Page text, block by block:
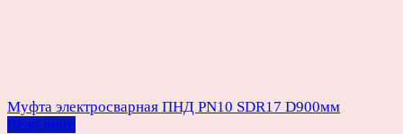
Муфта электросварная ПНД PN10 SDR17 D900мм
Read more